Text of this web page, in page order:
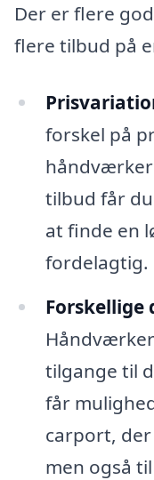
Der er flere
flere tilbud på
forskel på
tilbud får
at finde en
fordelagtig.
Forskellige
tilgange til
får
carport,
men også